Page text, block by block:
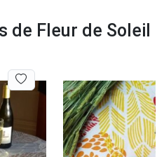
de Fleur de Soleil